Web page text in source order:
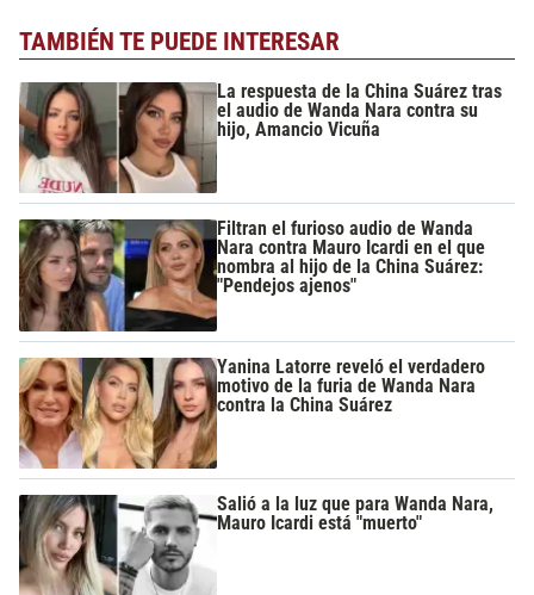
TAMBIÉN TE PUEDE INTERESAR
La respuesta de la China Suárez tras
el audio de Wanda Nara contra su
hijo, Amancio Vicuña
Filtran el furioso audio de Wanda
Nara contra Mauro Icardi en el que
nombra al hijo de la China Suárez:
"Pendejos ajenos"
Yanina Latorre reveló el verdadero
motivo de la furia de Wanda Nara
contra la China Suárez
Salió a la luz que para Wanda Nara,
Mauro Icardi está "muerto"